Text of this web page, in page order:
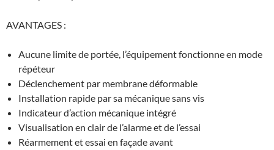
AVANTAGES :
Aucune limite de portée, l’équipement fonctionne en mode
répéteur
Déclenchement par membrane déformable
Installation rapide par sa mécanique sans vis
Indicateur d’action mécanique intégré
Visualisation en clair de l’alarme et de l’essai
Réarmement et essai en façade avant